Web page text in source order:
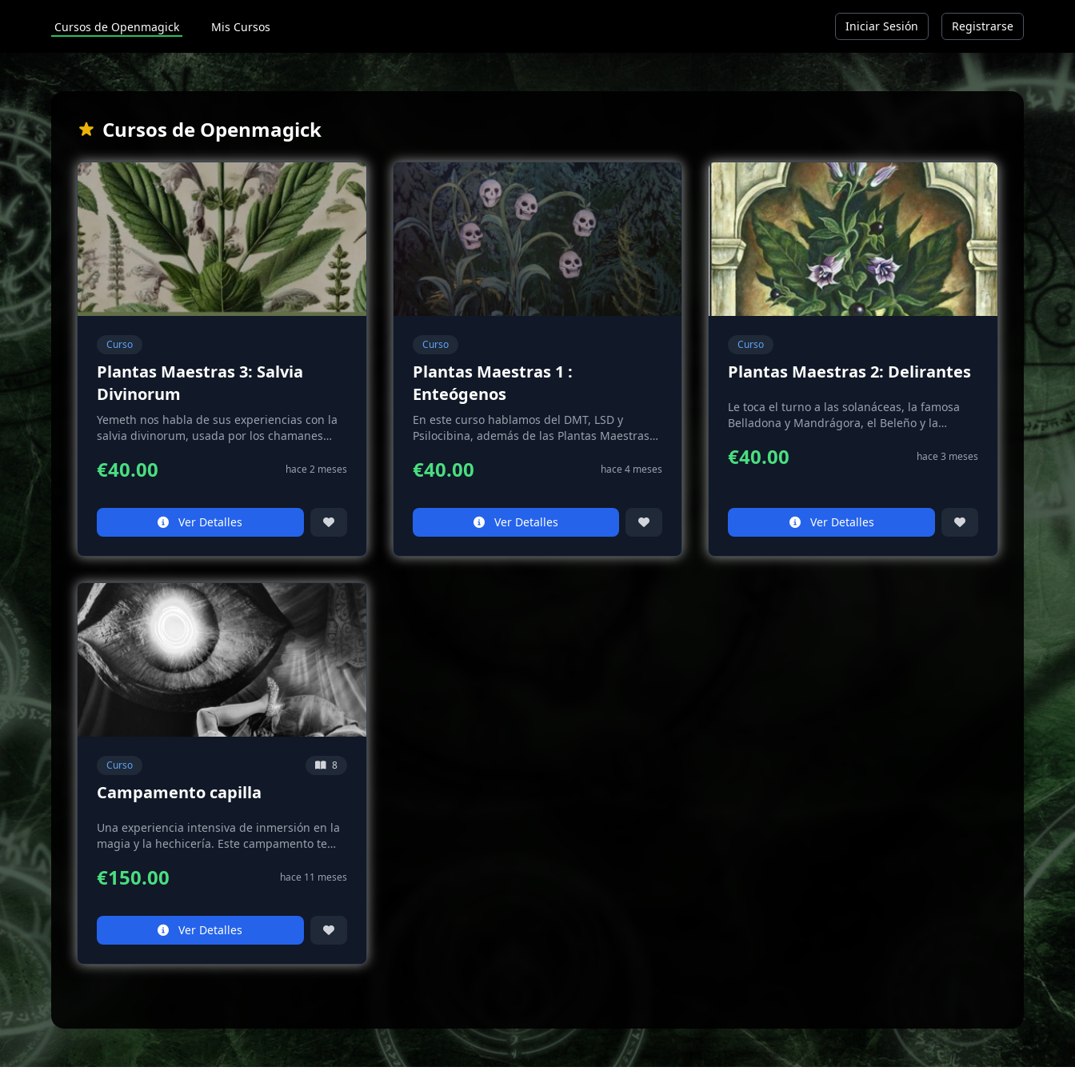
Cursos de Openmagick Mis Cursos Iniciar Sesión Registrarse
Cursos de Openmagick
Curso
Plantas Maestras 3: Salvia
Divinorum
Yemeth nos habla de sus experiencias con la
salvia divinorum, usada por los chamanes
€40.00 hace 2 meses
Ver Detalles
Curso
Plantas Maestras 1 :
Enteógenos
En este curso hablamos del DMT, LSD y
Psilocibina, además de las Plantas Maestras
€40.00 hace 4 meses
Ver Detalles
Curso
Plantas Maestras 2: Delirantes
Le toca el turno a las solanáceas, la famosa
Belladona y Mandrágora, el Beleño y la
amanita muscaria. Finalizamos con la receta
€40.00 hace 3 meses
Ver Detalles
Curso 8
Campamento capilla
Una experiencia intensiva de inmersión en la
magia y la hechicería. Este campamento te
técnicas avanzadas, realizarás rituales
protegido.
€150.00 hace 11 meses
Ver Detalles